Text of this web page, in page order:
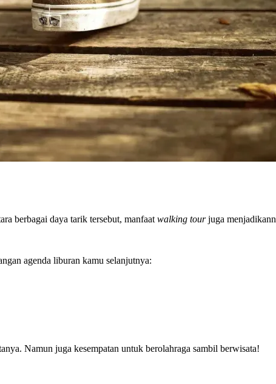
berbagai daya tarik tersebut, manfaat walking tourjuga
agenda liburan kamu selanjutnya:
Namun juga kesempatan untuk berolahraga sambil berwisata!